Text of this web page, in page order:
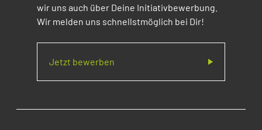
wir uns auch über Deine Initiativbewerbung.
Wir melden uns schnellstmöglich bei Dir!
Jetzt bewerben